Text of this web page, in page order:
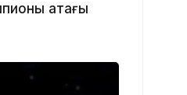
атағы